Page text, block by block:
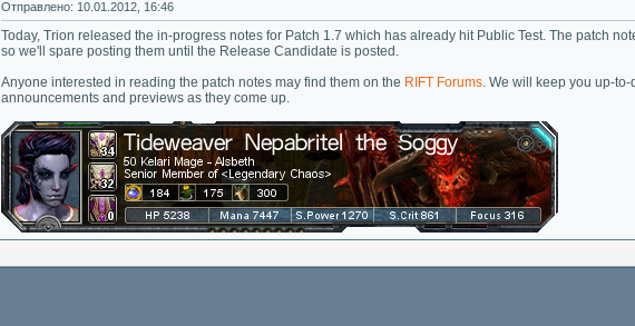
Отправлено: 10.01.2012, 16:46
Today, Trion released the in-progress notes for Patch 1.7 which has already hit Public Test. The patch
so we'll spare posting them until the Release Candidate is posted.
Anyone interested in reading the patch notes may find them on the RIFT Forums. We will keep you up-
announcements and previews as they come up.